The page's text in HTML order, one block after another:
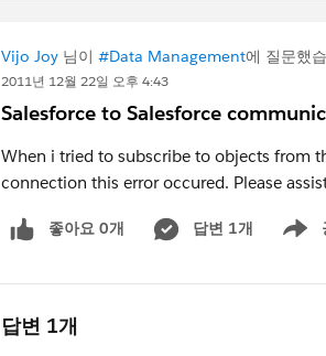
Vijo Joy 님이 #Data Management에 질문했
2011년 12월 22일 오후 4:43
Salesforce to Salesforce
When i tried to subscribe to objects from
connection this error occured. Please
좋아요 0개 답변 1개
Show
답변 1개